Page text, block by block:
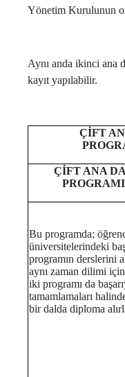
Yönetim Kurulunun
Aynı anda ikinci ana
kayıt yapılabilir.
ÇİFT
ÇİFT ANA
PROGRAMI
Bu programda;
üniversitelerindeki
programın derslerini
aynı zaman dilimi
iki programı da
tamamlamaları
bir dalda diploma